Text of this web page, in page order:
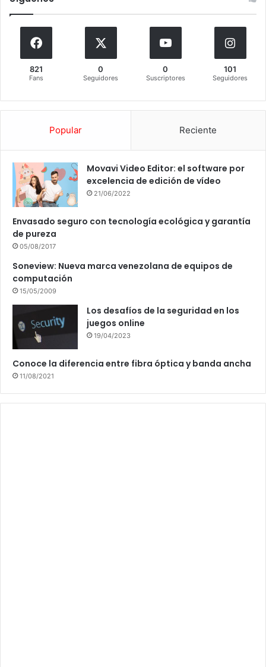
821
Fans
0
Seguidores
0
Suscriptores
101
Seguidores
Popular Reciente
Movavi Video Editor: el software por
excelencia de edición de vídeo
21/06/2022
Envasado seguro con tecnología ecológica y garantía
de pureza
05/08/2017
Soneview: Nueva marca venezolana de equipos de
computación
15/05/2009
Los desafíos de la seguridad en los
juegos online
19/04/2023
Conoce la diferencia entre fibra óptica y banda ancha
11/08/2021